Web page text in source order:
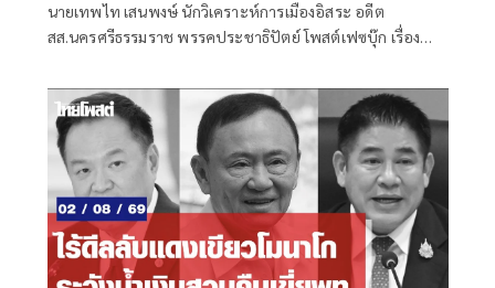
นายเทพไท เสนพงษ์ นักวิเคราะห์การเมืองอิสระ อดีต
สส.นครศรีธรรมราช พรรคประชาธิปัตย์ โพสต์เฟซบุ๊ก เรื่อง